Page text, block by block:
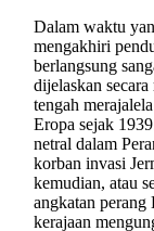
Dalam waktu
mengakhiri
berlangsung
dijelaskan secara
tengah
Eropa sejak
netral dalam
korban invasi
kemudian, atau
angkatan perang
kerajaan